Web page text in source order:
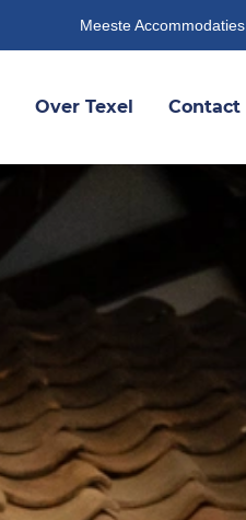
Meeste Accommodaties
Over Texel Contact